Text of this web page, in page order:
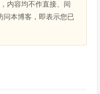
内容均不作直接、间
问本博客，即表示您已